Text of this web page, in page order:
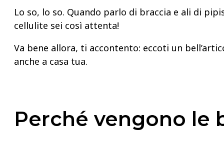
Lo so, lo so. Quando parlo di braccia e ali di
cellulite sei così attenta!
Va bene allora, ti accontento: eccoti un
anche a casa tua.
Perché vengono le